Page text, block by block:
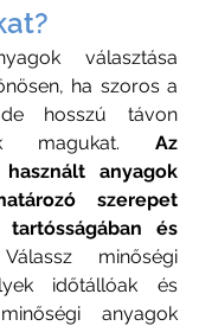
választása
ha szoros a
de hosszú távon
magukat. Az
anyagok
szerepet
és
Válassz minőségi
időtállóak és
anyagok